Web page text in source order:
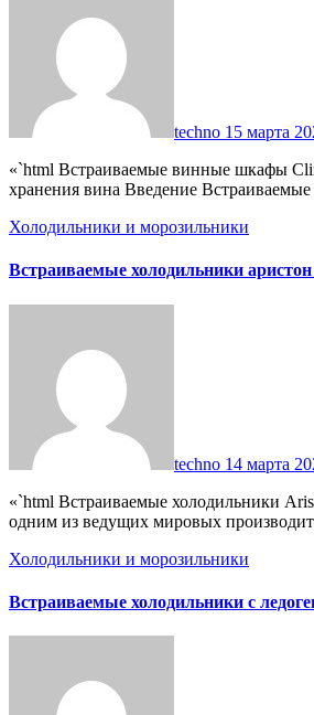
techno 15 марта
«`html Встраиваемые винные шкафы Climadiff: путеводитель по элитным решениям для хранения вина Встраиваемые винные шкафы Climadiff: путеводитель по элитным решениям для
хранения вина Введение
Холодильники и морозильники
Встраиваемые холодильники
techno 14 марта
«`html Встраиваемые холодильники Ariston: фото, характеристики и отзывы Встраиваемые холодильники Ariston: фото, характеристики и отзывы О бренде Ariston Компания Ariston является
одним из ведущих мировых
Холодильники и морозильники
Встраиваемые холодильники с